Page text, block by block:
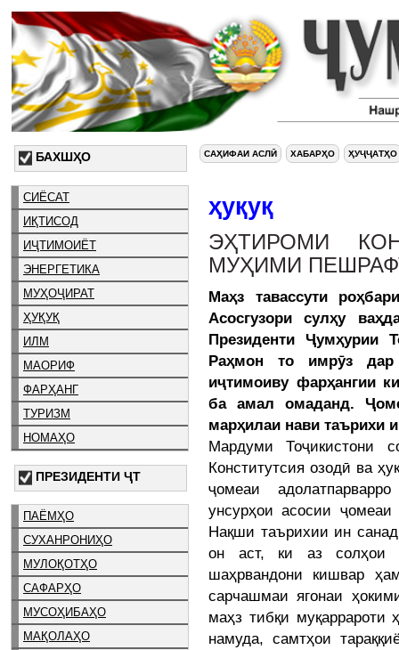
БАХШҲО
СИЁСАТ
ИҚТИСОД
ИҶТИМОИЁТ
ЭНЕРГЕТИКА
МУҲОҶИРАТ
ҲУҚУҚ
ИЛМ
МАОРИФ
ФАРҲАНГ
ТУРИЗМ
НОМАҲО
ПРЕЗИДЕНТИ ҶТ
ПАЁМҲО
СУХАНРОНИҲО
МУЛОҚОТҲО
САФАРҲО
МУСОҲИБАҲО
МАҚОЛАҲО
САҲИФАИ АСЛӢ ХАБАРҲО ҲУҶҶАТҲО
ҳуқуқ
ЭҲТИРОМИ
МУҲИМИ
Маҳз тавассути
Асосгузори сулҳу
Президенти Ҷумҳурии
Раҳмон то имрӯз дар
иҷтимоиву фарҳангии
ба амал омаданд.
марҳилаи нави таърихи
Мардуми Тоҷикистони
Конститутсия озодӣ ва
ҷомеаи
унсурҳои асосии
Нақши таърихии ин
он аст, ки аз солҳои
шаҳрвандони кишвар
сарчашмаи ягонаи
маҳз тибқи муқаррароти
намуда, самтҳои